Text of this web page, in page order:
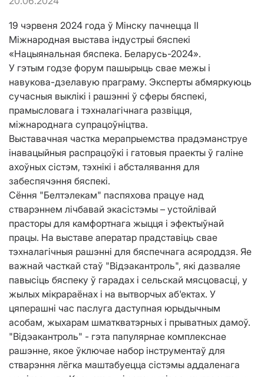
19 чэрвеня 2024 года ў Мінску пачнецца II
Міжнародная выстава індустрыі бяспекі
«Нацыянальная бяспека. Беларусь-2024».
У гэтым годзе форум пашырыць свае межы і
навукова-дзелавую праграму. Эксперты абмяркуюць
сучасныя выклікі і рашэнні ў сферы бяспекі,
прамысловага і тэхналагічнага развіцця,
міжнароднага супрацоўніцтва.
Выставачная частка мерапрыемства прадэманструе
інавацыйныя распрацоўкі і гатовыя праекты ў галіне
ахоўных сістэм, тэхнікі і абсталявання для
забеспячэння бяспекі.
Сёння "Белтэлекам" паспяхова працуе над
стварэннем лічбавай экасістэмы – устойлівай
прасторы для камфортнага жыцця і эфектыўнай
працы. На выставе аператар прадставіць свае
тэхналагічныя рашэнні для бяспечнага асяроддзя. Яе
важнай часткай стаў "Відэакантроль", які дазваляе
павысіць бяспеку ў гарадах і сельскай мясцовасці, у
жылых мікрараёнах і на вытворчых аб'ектах. У
цяперашні час паслуга даступная юрыдычным
асобам, жыхарам шматкватэрных і прыватных дамоў.
"Відэакантроль" - гэта папулярнае комплекснае
рашэнне, якое ўключае набор інструментаў для
стварэння лёгка маштабуецца сістэмы аддаленага